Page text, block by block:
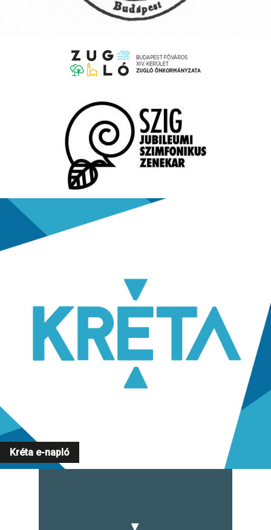
Kréta e-napló